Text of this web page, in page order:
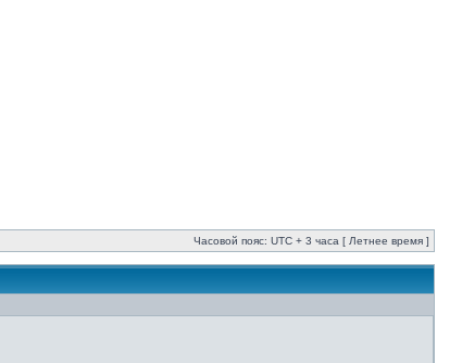
Часовой пояс: UTC + 3 часа [ Летнее время ]